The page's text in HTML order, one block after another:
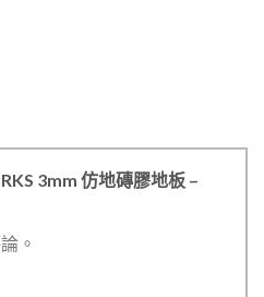
3mm 仿地磚膠地板 –
。